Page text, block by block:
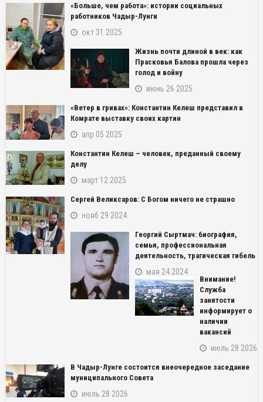
«Больше, чем работа»: истории социальных
работников Чадыр-Лунги
окт 31 2025
Жизнь почти длиной в век: как
Прасковья Балова прошла через
голод и войну
июнь 26 2025
«Ветер в гривах»: Константин Келеш представил в
Комрате выставку своих картин
апр 05 2025
Константин Келеш – человек, преданный своему
делу
март 12 2025
Сергей Великсаров: С Богом ничего не страшно
нояб 29 2024
Георгий Сыртмач: биография,
семья, профессиональная
деятельность, трагическая гибель
мая 24 2024
Внимание!
Служба
занятости
информирует о
наличии
вакансий
июль 28 2026
В Чадыр-Лунге состоится внеочередное заседание
муниципального Совета
июль 28 2026